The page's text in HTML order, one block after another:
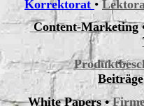
Korrektorat •
Content-Marketing
Beiträge
White Papers•